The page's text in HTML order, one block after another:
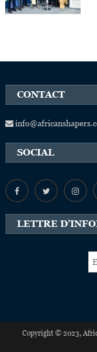
CONTACT
SOCIAL
LETTRE
Copyright © 2023,